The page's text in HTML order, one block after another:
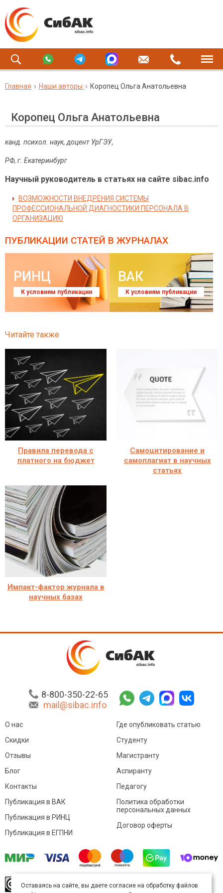
Главная Наши авторы Коропец Ольга Анатольевна
Коропец Ольга Анатольевна
канд. психол. наук, доцент УрГЭУ,
РФ, г. Екатеринбург
Научный руководитель в статьях на сайте sibac.info
ВОЗМОЖНОСТИ ВНЕДРЕНИЯ СИСТЕМЫ
ПРОФЕССИОНАЛЬНОЙ ДИАГНОСТИКИ ПЕРСОНАЛА В
ОРГАНИЗАЦИЮ
ПУБЛИКАЦИИ СТАТЕЙ В ЖУРНАЛАХ
РИНЦ
К условиям публикации
ВАК
К условиям публикации
Читайте также
Правила перевода с
платного на бюджет
Самоцитирование и
самоплагиат в научных
статьях
Импакт-фактор журнала в
научных базах
8-800-350-22-65
mail@sibac.info
О нас
Скидки
Отзывы
Блог
Контакты
Где опубликовать статью
Студенту
Магистранту
Аспиранту
Педагогу
Публикация в ВАК
Публикация в РИНЦ
Публикация в ЕГПНИ
Политика обработки
персональных данных
Договор оферты
произведение доступно полицензии Creative
Оставаясь на сайте, вы даете согласие на обработку файлов